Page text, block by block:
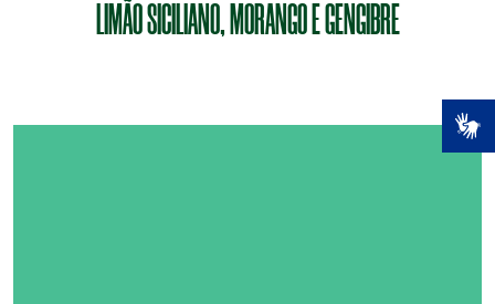
VOCÊ TEM MAIS
LIMÃO SICILIANO, MORANGO E GENGIBRE